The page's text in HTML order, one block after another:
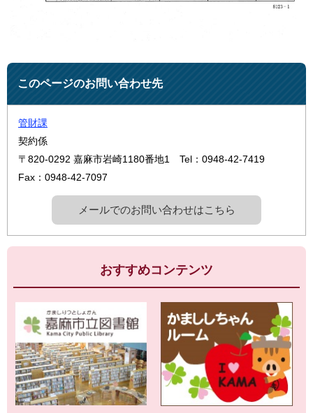
このページのお問い合わせ先
管財課
契約係
〒820-0292 嘉麻市岩崎1180番地1
Tel：0948-42-7419
Fax：0948-42-7097
メールでのお問い合わせはこちら
おすすめコンテンツ